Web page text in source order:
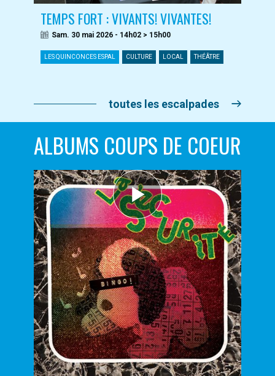
TEMPS FORT : VIVANTS! VIVANTES!
Sam. 30 mai 2026 - 14h02 > 15h00
LES QUINCONCES ESPAL CULTURE LOCAL THÉÂTRE
toutes les escalpades
ALBUMS COUPS DE COEUR